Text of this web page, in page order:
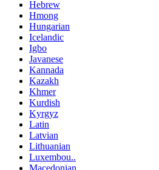
Hebrew
Hmong
Hungarian
Icelandic
Igbo
Javanese
Kannada
Kazakh
Khmer
Kurdish
Kyrgyz
Latin
Latvian
Lithuanian
Luxembou..